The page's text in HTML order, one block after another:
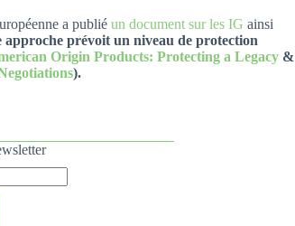
a publié un document sur les IG ainsi
approche prévoit un niveau de protection
Origin Products: Protecting a Legacy &
).